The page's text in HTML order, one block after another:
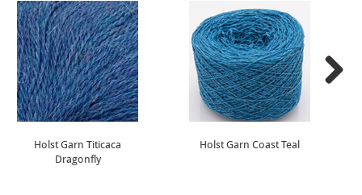
Holst Garn Titicaca
Dragonfly
Holst Garn Coast Teal